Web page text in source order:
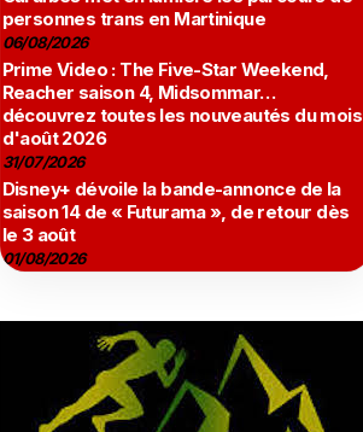
personnes trans en Martinique
06/08/2026
Prime Video : The Five-Star Weekend,
Reacher saison 4, Midsommar…
découvrez toutes les nouveautés du mois
d'août 2026
31/07/2026
Disney+ dévoile la bande-annonce de la
saison 14 de « Futurama », de retour dès
le 3 août
01/08/2026